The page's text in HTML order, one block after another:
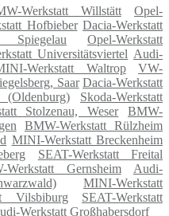
Werkstatt Willstätt
Opel-
Hofbieber Dacia-Werkstatt
Spiegelau
Opel-Werkstatt
Universitätsviertel Audi-
Werkstatt Waltrop
VW-
Saar Dacia-Werkstatt
Skoda-Werkstatt
Stolzenau, Weser
BMW-
BMW-Werkstatt Rülzheim
MINI-Werkstatt Breckenheim
SEAT-Werkstatt Freital
Werkstatt Gernsheim
Audi-
MINI-Werkstatt
Vilsbiburg
SEAT-Werkstatt
Werkstatt Großhabersdorf